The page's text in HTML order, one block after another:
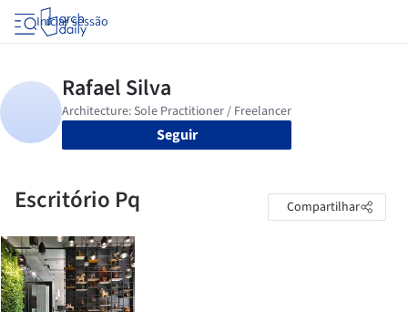
Iniciar sessão
Seguir
Escritório Pq Compartilhar